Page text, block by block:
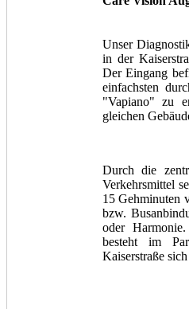
Unser
in der
Der Eingang
einfachsten
"Vapiano" zu
gleichen
Durch die
Verkehrsmittel
15 Gehminuten
bzw.
oder
besteht im
Kaiserstraße